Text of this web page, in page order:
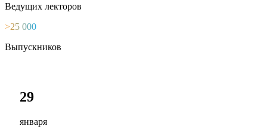
Ведущих лекторов
>25 000
Выпускников
29
января